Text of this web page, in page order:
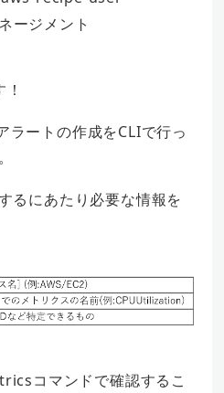
ージメント
ートの作成をCLIで行っ
るにあたり必要な情報を
コマンドで確認するこ